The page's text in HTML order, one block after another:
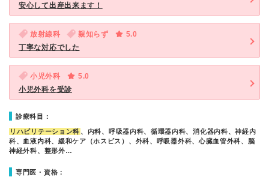
安心して出産出来ます！
放射線科 親知らず
5.0
丁寧な対応でした
小児外科
5.0
小児外科を受診
診療科目：
リハビリテーション科 、内科、呼吸器内科、循環器内科、消化器内科、神経内
科、血液内科、緩和ケア（ホスピス）、外科、呼吸器外科、心臓血管外科、脳
神経外科、整形外…
専門医・資格：